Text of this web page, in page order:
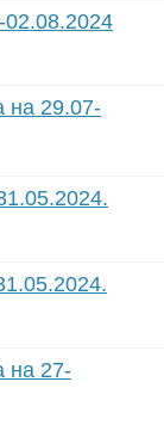
02.08.2024
на 29.07-
на 27-